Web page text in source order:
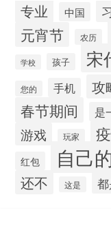
专业 中国
元宵节 农历
学校 孩子 宋
您的 手机 攻
春节期间 是
游戏 玩家
红包 自己
还不 这是